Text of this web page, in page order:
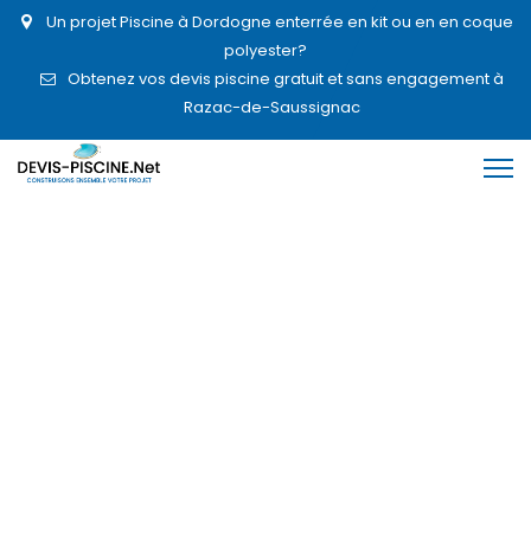
Un projet Piscine à Dordogne enterrée en kit ou en en coque
polyester?
Obtenez vos devis piscine gratuit et sans engagement à
Razac-de-Saussignac